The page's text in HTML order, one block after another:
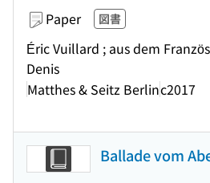
Paper 図書
Éric Vuillard ; aus dem
Denis
Matthes & Seitz Berlinc2017
Ballade vom